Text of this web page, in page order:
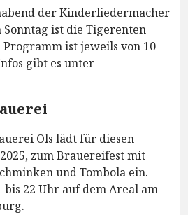
der Kinderliedermacher
Sonntag ist die Tigerenten
Programm ist jeweils von 10
gibt es unter
Ols lädt für diesen
zum Brauereifest mit
und Tombola ein.
22 Uhr auf dem Areal am